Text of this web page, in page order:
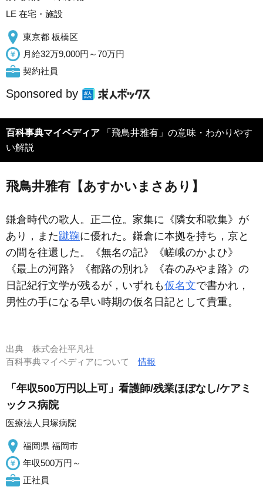
LE 在宅・施設
東京都 板橋区
月給32万9,000円～70万円
契約社員
Sponsored by
百科事典マイペディア
い解説
飛鳥井雅有【あすかいまさあり】
鎌倉時代の歌人。正二位。家集に《隣女和歌集》が
あり，また蹴鞠に優れた。鎌倉に本拠を持ち，京と
の間を往還した。《無名の記》《嵯峨のかよひ》
《最上の河路》《都路の別れ》《春のみやま路》の
日記紀行文学が残るが，いずれも仮名文で書かれ，
男性の手になる早い時期の仮名日記として貴重。
出典 株式会社平凡社
百科事典マイペディアについて情報
「年収500万円以上可」看護師/残業ほぼなし/ケアミ
ックス病院
医療法人貝塚病院
福岡県 福岡市
年収500万円～
正社員